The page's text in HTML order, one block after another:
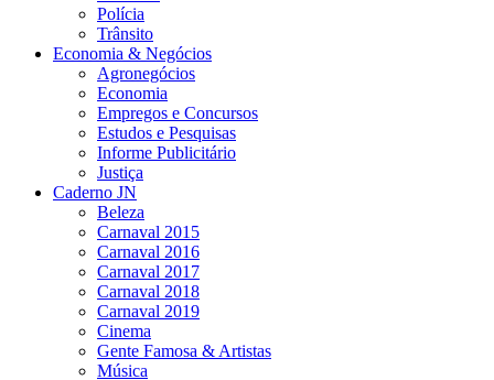
Polícia
Trânsito
Economia & Negócios
Agronegócios
Economia
Empregos e Concursos
Estudos e Pesquisas
Informe Publicitário
Justiça
Caderno JN
Beleza
Carnaval 2015
Carnaval 2016
Carnaval 2017
Carnaval 2018
Carnaval 2019
Cinema
Gente Famosa & Artistas
Música